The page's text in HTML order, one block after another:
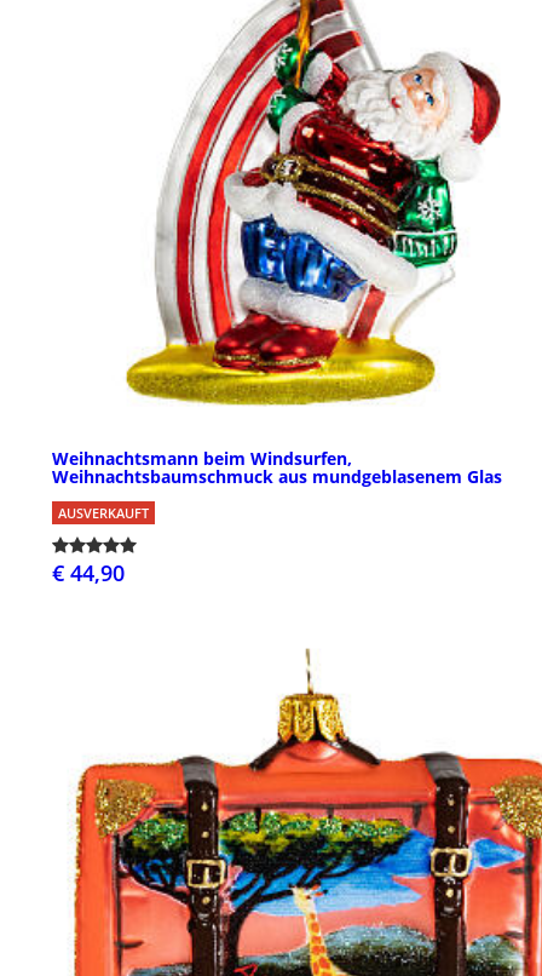
Weihnachtsmann beim Windsurfen,
Weihnachtsbaumschmuck aus mundgeblasenem Glas
AUSVERKAUFT
€ 44,90